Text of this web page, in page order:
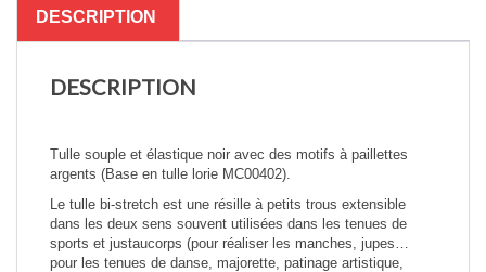
DESCRIPTION
DESCRIPTION
Tulle souple et élastique noir avec des motifs à paillettes
argents (Base en tulle lorie MC00402).
Le tulle bi-stretch est une résille à petits trous extensible
dans les deux sens souvent utilisées dans les tenues de
sports et justaucorps (pour réaliser les manches, jupes…
pour les tenues de danse, majorette, patinage artistique,